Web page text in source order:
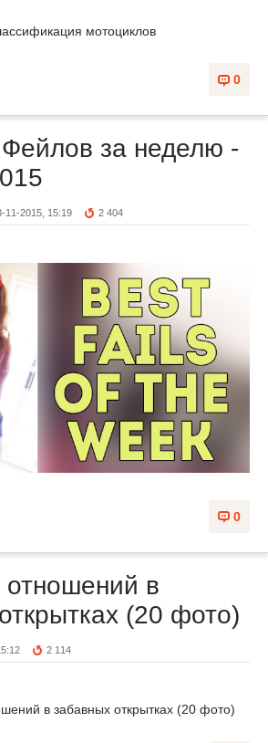
0
за неделю -
11-2015, 15:19 2 404
0
отношений в
(20 фото)
2 114